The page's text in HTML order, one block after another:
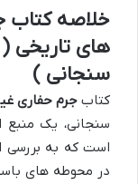
خلاصه کتاب
های تاریخی
سنجانی )
کتابجرم حفاری
سنجانی، یک منبع
است که به بررسی
در محوطه های